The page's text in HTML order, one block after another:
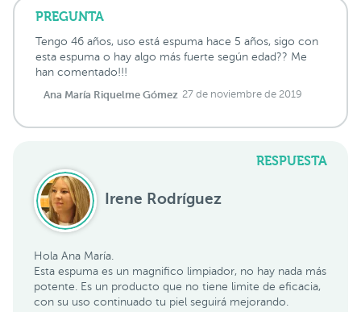
PREGUNTA
Tengo 46 años, uso está espuma hace 5 años, sigo con
esta espuma o hay algo más fuerte según edad?? Me
han comentado!!!
Ana María Riquelme Gómez 27 de noviembre de 2019
RESPUESTA
Hola Ana María.
Esta espuma es un magnifico limpiador, no hay nada más
potente. Es un producto que no tiene limite de eficacia,
con su uso continuado tu piel seguirá mejorando.
Irene Rodríguez